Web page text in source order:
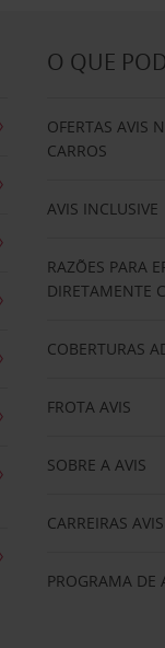
O QUE
OFERTAS AVIS
CARROS
AVIS INCLUSIVE
RAZÕES PARA
DIRETAMENTE
COBERTURAS
FROTA AVIS
SOBRE A AVIS
CARREIRAS AVIS
PROGRAMA DE